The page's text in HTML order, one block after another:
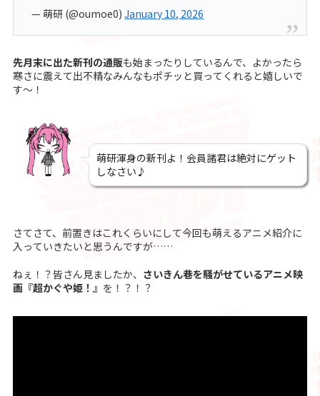
— 萌研 (@oumoe0)January 10, 2026
先月末に出た新刊の通販も始まったりしているんで、よかったら
寒さに震えて出不精なみんなもポチッと買ってくれると嬉しいで
す〜！
萌研渾身の新刊よ！会員諸君は絶対にゲット
しなさい♪
さてさて、前置きはこれくらいにして今回も萌えるアニメ紹介に
入っていきたいと思うんですが……
ねぇ！？皆さん見ましたか、 さいきん巷を騒がせているアニメ映
画『超かぐや姫！』 を！？！？